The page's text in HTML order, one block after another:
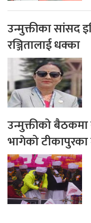
उन्मुक्तीका सांसद
रञ्जितालाई धक्का
उन्मुक्तीको
भागेको